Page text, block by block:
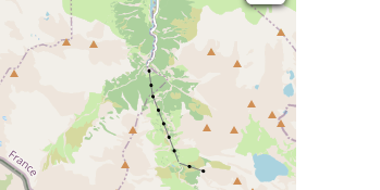
Open Topo Map
Open Street Map
ESRI Word Imagery
Photographies aériennes